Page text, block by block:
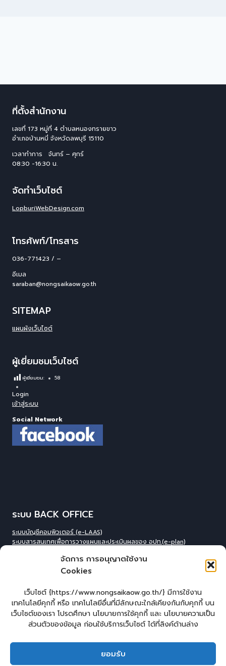
จัดการ การอนุญาตใช้งาน
Cookies
เว็บไซต์ {https://www.nongsaikaow.go.th/} มีการใช้งาน
เทคโนโลยีคุกกี้ หรือ เทคโนโลยีอื่นที่มีลักษณะใกล้เคียงกันกับคุกกี้ บน
เว็บไซต์ของเรา โปรดศึกษา นโยบายการใช้คุกกี้ และ นโยบายความเป็น
ส่วนตัวของข้อมูล ก่อนใช้บริการเว็บไซต์ ได้ที่ลิงค์ด้านล่าง
ยอมรับ
ที่ตั้งสำนักงาน
เลขที่ 173 หมู่ที่ 4 ตําบลหนองทรายขาว
อําเภอบ้านหมี่ จังหวัดลพบุรี 15110
เวลาทำการ จันทร์ – ศุกร์
08:30 -16:30 น.
จัดทำเว็บไซต์
LopburiWebDesign.com
โทรศัพท์/โทรสาร
036-771423 / –
อีเมล
saraban@nongsaikaow.go.th
SITEMAP
แผนผังเว็บไซต์
ผู้เยี่ยมชมเว็บไซต์
ผู้เยี่ยมชม: 58
Login
เข้าสู่ระบบ
Social Network
ระบบ BACK OFFICE
ระบบบัญชีคอมพิวเตอร์ (e-LAAS)
ระบบสารสนเทศเพื่อการวางแผนและประเมินผลของ อปท.(e-plan)
ระบบข้อมูลบุคลากรองค์กร(IHR)
ระบบสารสนเทศข้อมูล competincy ของบุคลากรทุกตำแหน่ง (กรอบอัตรา
ระบบสารสนเทศการจัดการฐานข้อมูลเบี้ยยังชีพขององค์กร
ปกครอง(welfare)
ระบบสารสนเทศทางการศีกษาท้องถิ่น(Lec)
ระบบข้อมูลสารสนเทศทางการศึกษาท้องถิ่น(SIS)
ระบบข้อมูลสารสนเทศทางการศึกษาท้องถิ่น ศูนย์พัฒนาเด็กเล็ก(CCIS)